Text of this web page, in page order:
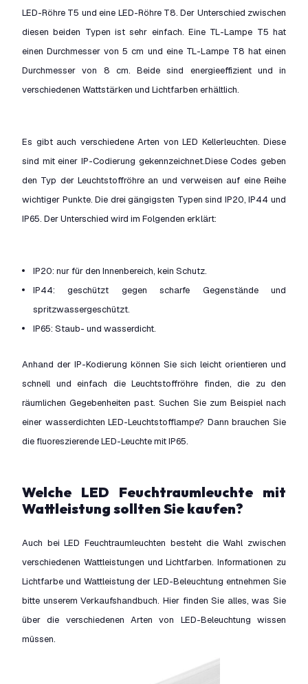
LED-Röhre T5 und eine LED-Röhre T8. Der Unterschied zwischen
diesen beiden Typen ist sehr einfach. Eine TL-Lampe T5 hat
einen Durchmesser von 5 cm und eine TL-Lampe T8 hat einen
Durchmesser von 8 cm. Beide sind energieeffizient und in
verschiedenen Wattstärken und Lichtfarben erhältlich.
Es gibt auch verschiedene Arten von LED Kellerleuchten. Diese
sind mit einer IP-Codierung gekennzeichnet.Diese Codes geben
den Typ der Leuchtstoffröhre an und verweisen auf eine Reihe
wichtiger Punkte. Die drei gängigsten Typen sind IP20, IP44 und
IP65. Der Unterschied wird im Folgenden erklärt:
IP20: nur für den Innenbereich, kein Schutz.
IP44: geschützt gegen scharfe Gegenstände und
spritzwassergeschützt.
IP65: Staub- und wasserdicht.
Anhand der IP-Kodierung können Sie sich leicht orientieren und
schnell und einfach die Leuchtstoffröhre finden, die zu den
räumlichen Gegebenheiten past. Suchen Sie zum Beispiel nach
einer wasserdichten LED-Leuchtstofflampe? Dann brauchen Sie
die fluoreszierende LED-Leuchte mit IP65.
Welche LED Feuchtraumleuchte mit
Wattleistung sollten Sie kaufen?
Auch bei LED Feuchtraumleuchten besteht die Wahl zwischen
verschiedenen Wattleistungen und Lichtfarben. Informationen zu
Lichtfarbe und Wattleistung der LED-Beleuchtung entnehmen Sie
bitte unserem Verkaufshandbuch. Hier finden Sie alles, was Sie
über die verschiedenen Arten von LED-Beleuchtung wissen
müssen.